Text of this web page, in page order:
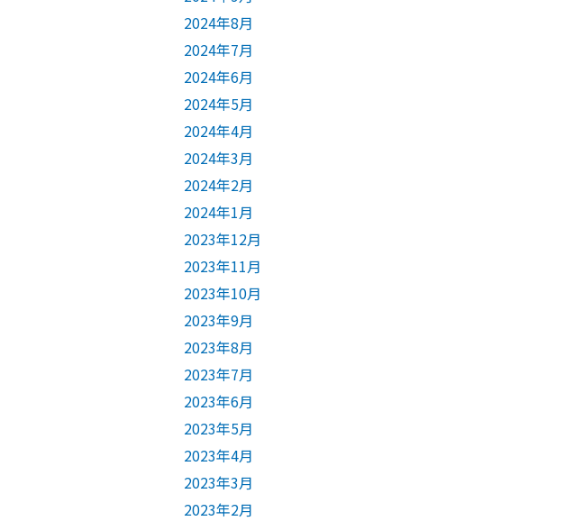
2024年8月
2024年7月
2024年6月
2024年5月
2024年4月
2024年3月
2024年2月
2024年1月
2023年12月
2023年11月
2023年10月
2023年9月
2023年8月
2023年7月
2023年6月
2023年5月
2023年4月
2023年3月
2023年2月